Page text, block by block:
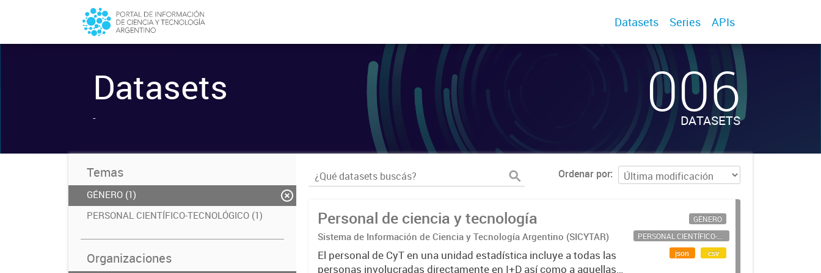
Datasets Series APIs
Datasets
- 006
DATASETS
Temas
GÉNERO (1)
PERSONAL CIENTÍFICO-TECNOLÓGICO (1)
Organizaciones
Ordenar por
Personal de ciencia y tecnología
Sistema de Información de Ciencia y Tecnología Argentino (SICYTAR)
El personal de CyT en una unidad estadística incluye a todas las
personas involucradas directamente en I+D así como a aquellas
GÉNERO
PERSONAL CIENTÍFICO-TECNOLÓGICO
json
csv